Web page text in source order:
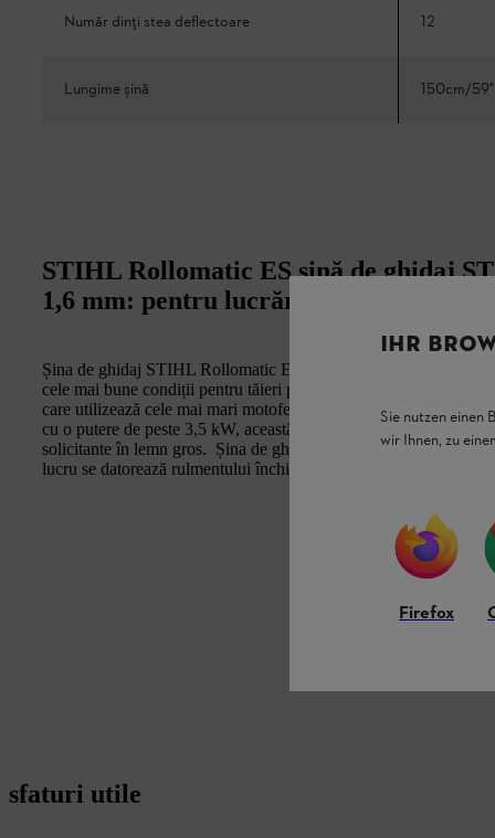
Număr dinți stea deflectoare 12
Lungime șină 150cm/
STIHL Rollomatic ES șină de ghidaj
1,6 mm: pentru lucrări profesionale
Șina de ghidaj STIHL Rollomatic ES, .404", 1,6 mm, are un
cele mai bune condiții pentru tăieri precise și puternice. Este
care utilizează cele mai mari motoferăstraie ale noastre, cum ar
cu o putere de peste 3,5 kW, această șină de ghidaj pentru
solicitante în lemn gros. Șina de ghidaj STIHL Rollomatic ES,
lucru se datorează rulmentului închis de pe steluţa deflectoare.
sfaturi utile
IHR
Sie nutzen einen
wir Ihnen, zu
Firefox